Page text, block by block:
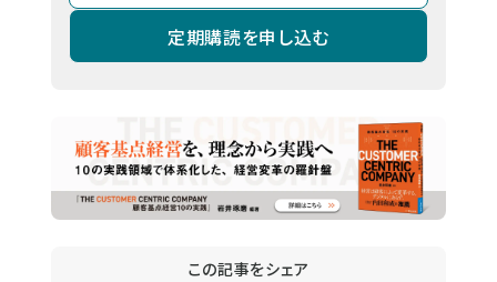
定期購読を申し込む
この記事をシェア